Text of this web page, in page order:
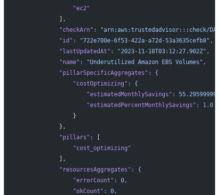
                "ec2"
            ],
            "checkArn"
:
"arn:aws:trustedadvisor:::check/
            "id"
:
"722e700e-6f53-422a-a72d-53a3635cefb8",
            "lastUpdatedAt"
:
"2023-11-18T03:12:27.902Z",
            "name"
:
"Underutilized Amazon EBS Volumes",
            "pillarSpecificAggregates"
:
{
                "costOptimizing"
:
{
                    "estimatedMonthlySavings"
:
                    "estimatedPercentMonthlySavings"
:
1.0
                }
            },
            "pillars"
:
[
                "cost_optimizing"
            ],
            "resourcesAggregates"
:
{
                "errorCount"
:
0,
                "okCount"
:
0,